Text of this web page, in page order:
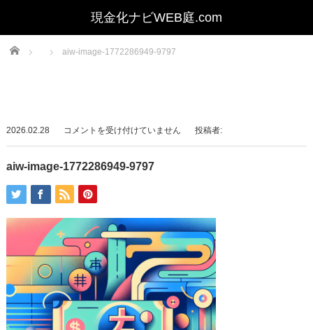
Home aiw-image-1772286949-9797
2026.02.28
aiw-
image-
1772286949-
は
コメントを受け付けていません 投稿者:
aiw-image-1772286949-9797